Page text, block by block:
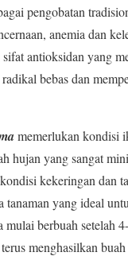
pengobatan
anemia dan
antioksidan yang
bebas dan
memerlukan kondisi
hujan yang sangat
kekeringan dan
yang ideal
mulai berbuah setelah
menghasilkan